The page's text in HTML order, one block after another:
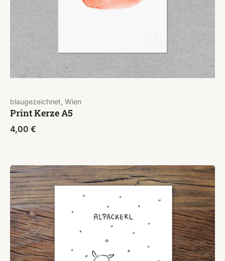
blaugezeichnet, Wien
Print Kerze A5
4,00 €